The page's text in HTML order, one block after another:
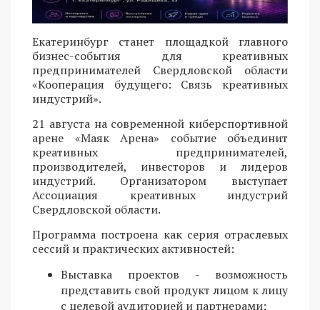
Екатеринбург станет площадкой главного
бизнес-события для креативных
предпринимателей Свердловской области
«Кооперация будущего: Связь креативных
индустрий».
21 августа на современной киберспортивной
арене «Маяк Арена» событие объединит
креативных предпринимателей,
производителей, инвесторов и лидеров
индустрий. Организатором выступает
Ассоциация креативных индустрий
Свердловской области.
Программа построена как серия отраслевых
сессий и практических активностей:
Выставка проектов - возможность
представить свой продукт лицом к лицу
с целевой аудиторией и партнерами;